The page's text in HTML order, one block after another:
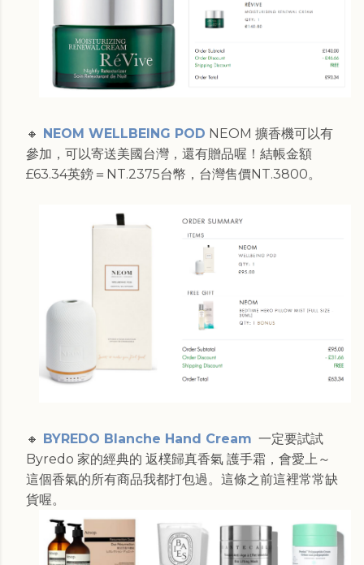
🔸 NEOM WELLBEING POD NEOM 擴香機可以有
參加，可以寄送美國台灣，還有贈品喔！結帳金額
£63.34英鎊＝NT.2375台幣，台灣售價NT.3800。
🔸 BYREDO Blanche Hand Cream 一定要試試
Byredo 家的經典的 返樸歸真香氣 護手霜，會愛上～
這個香氣的所有商品我都打包過。這條之前這裡常常缺
貨喔。